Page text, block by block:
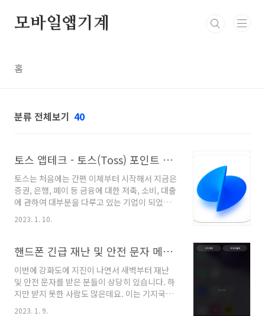
모바일앱기계
홈
분류 전체보기 40
토스 앱테크 - 토스(Toss) 포인트 쌓는 방법
토스는 처음에는 간편 이체부터 시작해서 지금은
증권, 은행, 페이 등 금융에 대한 저축, 소비, 대출
에 관하여 대부분을 다루고 있는 기업이 되었습
니다. 그중에 소소하게 만보기부터 시작해서 앱
테크를 할 수 있는 포인트 혜택에 관한 내용으로
소하지만 꾸준히 쌓이면 좋은 토스(Toss) 포인
트 쌓는 곳 토스 앱 갤럭시 : 구글 플레이 스토어
다운로드 아이폰 : 애플 앱스토어 다운로드 앱 실
행 ▶ 혜택 이동 ▶ 만보기 등 각종 앱테크 실행
토스 앱테크 토스에서 소소하게 앱테크를 할 수
2023. 1. 10.
핸드폰 긴급 재난 및 안전 문자 메세지 허용 및 차단 방법
이번에 강화도에 지진이 나면서 새벽부터 재난
및 안전 문자를 받은 분들이 상당히 있습니다. 하
지만 받지 못한 사람도 많은데요. 이는 기지국의
오류로 인하여 안 갔을 수도 있지만 지난 코로나
2023. 1. 9.